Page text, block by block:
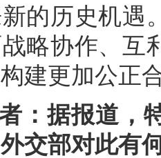
的历史机遇
略协作、互
建更加公正
：据报道，
交部对此有